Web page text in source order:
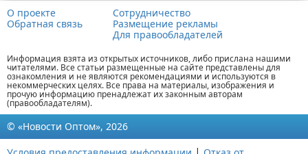
О проекте
Обратная связь
Сотрудничество
Размещение рекламы
Для правообладателей
Информация взята из открытых источников, либо прислана нашими
читателями. Все статьи размещенные на сайте представлены для
ознакомления и не являются рекомендациями и используются в
некоммерческих целях. Все права на материалы, изображения и
прочую информацию пренадлежат их законным авторам
(правообладателям).
© «Новости Оптом», 2026